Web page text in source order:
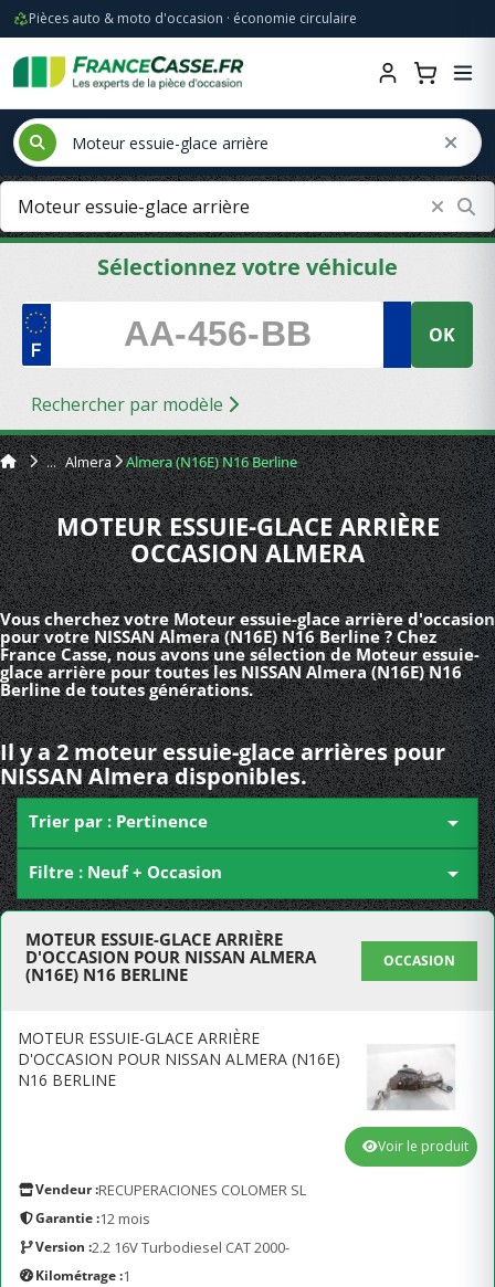
Pièces auto & moto d'occasion · économie circulaire
Sélectionnez votre véhicule
OK
Rechercher par modèle
Almera Almera (N16E) N16 Berline
MOTEUR ESSUIE-GLACE ARRIÈRE
OCCASION ALMERA
Vous cherchez votre Moteur essuie-glace arrière d'occasion
pour votre NISSAN Almera (N16E) N16 Berline ? Chez
France Casse, nous avons une sélection de Moteur essuie-
glace arrière pour toutes les NISSAN Almera (N16E) N16
Berline de toutes générations.
Il y a 2 moteur essuie-glace arrières pour
NISSAN Almera disponibles.
Trier par : Pertinence 
Filtre : Neuf + Occasion 
MOTEUR ESSUIE-GLACE ARRIÈRE
D'OCCASION POUR NISSAN ALMERA
(N16E) N16 BERLINE
OCCASION
MOTEUR ESSUIE-GLACE ARRIÈRE
D'OCCASION POUR NISSAN ALMERA (N16E)
N16 BERLINE
Vendeur :RECUPERACIONES COLOMER SL
Garantie :12 mois
Version :2.2 16V Turbodiesel CAT 2000-
Kilométrage :1
Voir le produit